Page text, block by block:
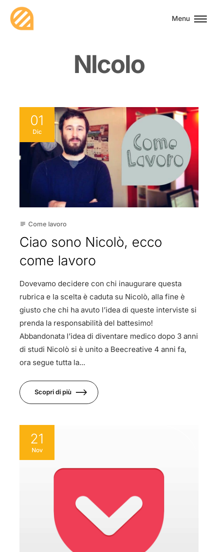
Menu
NIcolo
01
Dic
subject Come lavoro
Ciao sono Nicolò, ecco
come lavoro
Dovevamo decidere con chi inaugurare questa
rubrica e la scelta è caduta su Nicolò, alla fine è
giusto che chi ha avuto l’idea di queste interviste si
prenda la responsabilità del battesimo!
Abbandonata l’idea di diventare medico dopo 3 anni
di studi Nicolò si è unito a Beecreative 4 anni fa,
ora segue tutta la...
Scopri di più
21
Nov